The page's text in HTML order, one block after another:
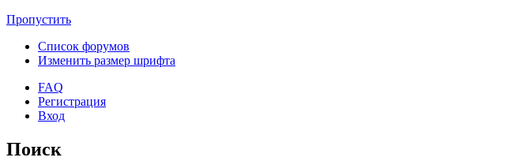
Пропустить
Список форумов
Изменить размер шрифта
FAQ
Регистрация
Вход
Поиск